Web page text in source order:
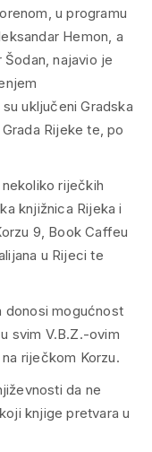
u programu
Hemon, a
najavio je
uključeni Gradska
Rijeke te, po
riječkih
knjižnica Rijeka i
9, Book Caffeu
u Rijeci te
donosi mogućnost
svim V.B.Z.-ovim
riječkom Korzu.
da ne
knjige pretvara u